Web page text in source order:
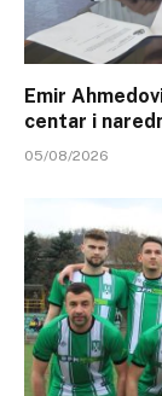
Emir
centar i
05/08/2026